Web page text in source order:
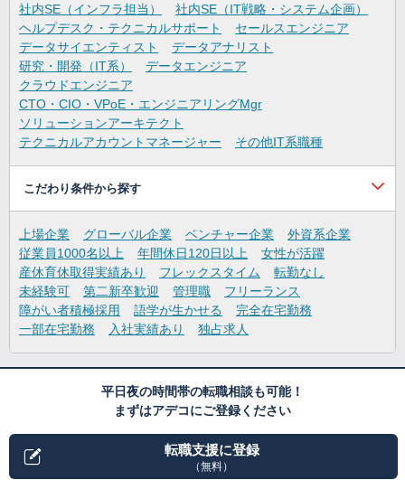
社内SE（インフラ担当）
社内SE（IT戦略・システム企画）
ヘルプデスク・テクニカルサポート
セールスエンジニア
データサイエンティスト
データアナリスト
研究・開発（IT系）
データエンジニア
クラウドエンジニア
CTO・CIO・VPoE・エンジニアリングMgr
ソリューションアーキテクト
テクニカルアカウントマネージャー
その他IT系職種
こだわり条件から探す
上場企業 グローバル企業 ベンチャー企業
外資系企業
従業員1000名以上
年間休日120日以上
女性が活躍
産休育休取得実績あり
フレックスタイム
転勤なし
未経験可
第二新卒歓迎 管理職
フリーランス
障がい者積極採用
語学が生かせる
完全在宅勤務
一部在宅勤務
入社実績あり 独占求人
平日夜の時間帯の転職相談も可能！
まずはアデコにご登録ください
転職支援に登録
（無料）